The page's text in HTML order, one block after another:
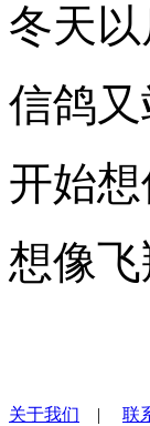
冬天以
信鸽
开始想
想像飞
关于我们 | 联